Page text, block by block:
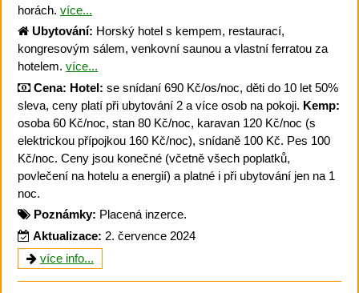
horách. více...
Ubytování: Horský hotel s kempem, restaurací,
kongresovým sálem, venkovní saunou a vlastní ferratou za
hotelem. více...
Cena: Hotel: se snídaní 690 Kč/os/noc, děti do 10 let 50%
sleva, ceny platí při ubytování 2 a více osob na pokoji. Kemp:
osoba 60 Kč/noc, stan 80 Kč/noc, karavan 120 Kč/noc (s
elektrickou přípojkou 160 Kč/noc), snídaně 100 Kč. Pes 100
Kč/noc. Ceny jsou konečné (včetně všech poplatků,
povlečení na hotelu a energií) a platné i při ubytování jen na 1
noc.
Poznámky: Placená inzerce.
Aktualizace: 2. července 2024
více info...